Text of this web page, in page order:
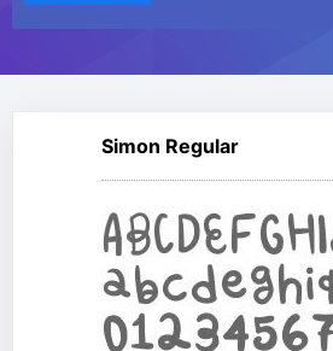
Simon Regular